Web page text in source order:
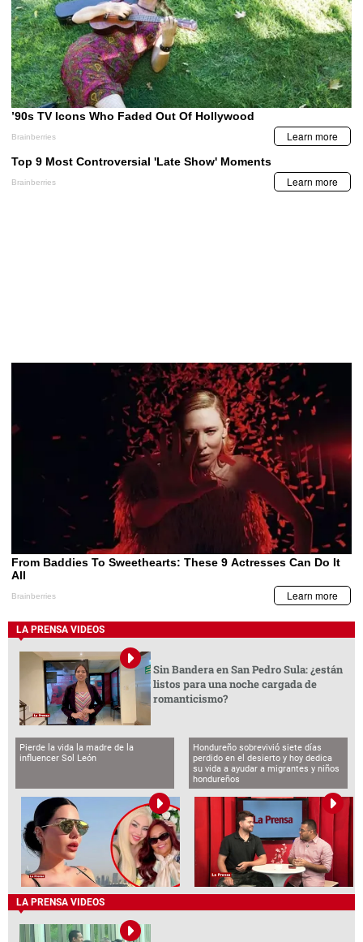
LA PRENSA VIDEOS
Sin Bandera en San Pedro Sula: ¿están
listos para una noche cargada de
romanticismo?
Pierde la vida la madre de la
influencer Sol León
Hondureño sobrevivió siete días
perdido en el desierto y hoy dedica
su vida a ayudar a migrantes y niños
hondureños
LA PRENSA VIDEOS